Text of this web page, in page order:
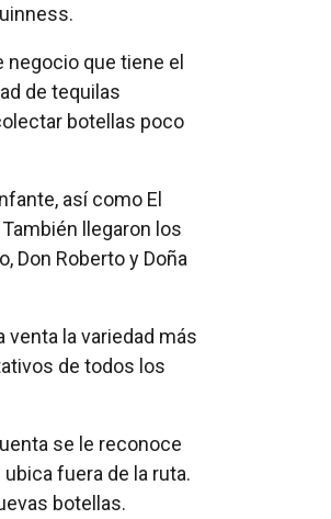
negocio que tiene el
de tequilas
botellas poco
así como El
llegaron los
Don Roberto y Doña
la variedad más
de todos los
se le reconoce
fuera de la ruta.
botellas.